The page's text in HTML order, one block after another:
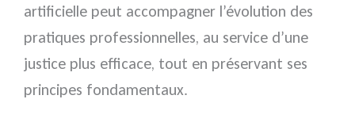
artificielle peut accompagner l’évolution des
pratiques professionnelles, au service d’une
justice plus efficace, tout en préservant ses
principes fondamentaux.